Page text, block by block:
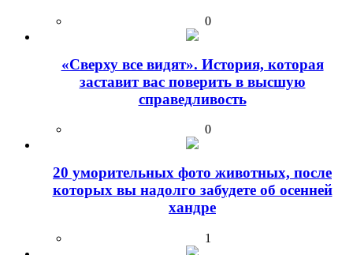
0
«Сверху все видят». История, которая
заставит вас поверить в высшую
справедливость
0
20 уморительных фото животных, после
которых вы надолго забудете об осенней
хандре
1